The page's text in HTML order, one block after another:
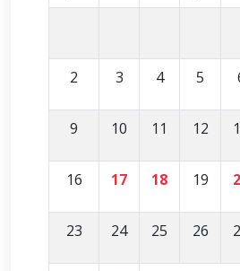
2 3 4 5
9 10 11 12
16 17 18 19
23 24 25 26